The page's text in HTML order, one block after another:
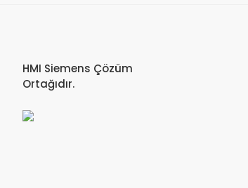
HMI Siemens Çözüm
Ortağıdır.